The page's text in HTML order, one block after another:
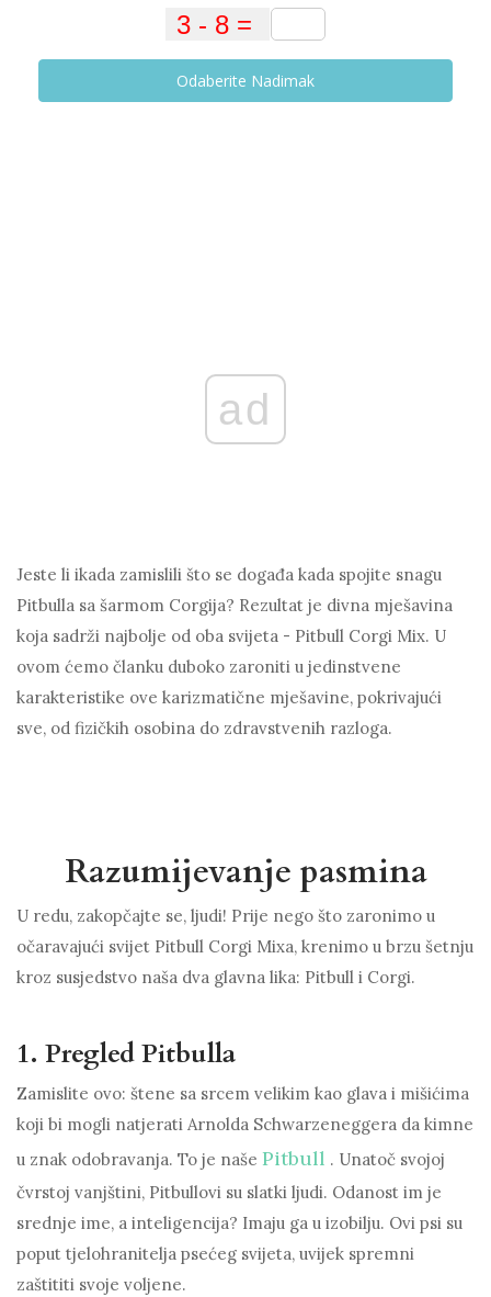
Odaberite Nadimak
ad
Jeste li ikada zamislili što se događa kada spojite snagu
Pitbulla sa šarmom Corgija? Rezultat je divna mješavina
koja sadrži najbolje od oba svijeta - Pitbull Corgi Mix. U
ovom ćemo članku duboko zaroniti u jedinstvene
karakteristike ove karizmatične mješavine, pokrivajući
sve, od fizičkih osobina do zdravstvenih razloga.
Razumijevanje pasmina
U redu, zakopčajte se, ljudi! Prije nego što zaronimo u
očaravajući svijet Pitbull Corgi Mixa, krenimo u brzu šetnju
kroz susjedstvo naša dva glavna lika: Pitbull i Corgi.
1. Pregled Pitbulla
Zamislite ovo: štene sa srcem velikim kao glava i mišićima
koji bi mogli natjerati Arnolda Schwarzeneggera da kimne
u znak odobravanja. To je naše Pitbull . Unatoč svojoj
čvrstoj vanjštini, Pitbullovi su slatki ljudi. Odanost im je
srednje ime, a inteligencija? Imaju ga u izobilju. Ovi psi su
poput tjelohranitelja psećeg svijeta, uvijek spremni
zaštititi svoje voljene.